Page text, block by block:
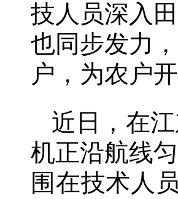
技人员深入
也同步发力
户，为农户
近日，在
机正沿航线
围在技术人